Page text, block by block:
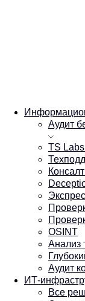
Аудит
TS
OSINT
Анализ
Аудит
ИТ-
Все